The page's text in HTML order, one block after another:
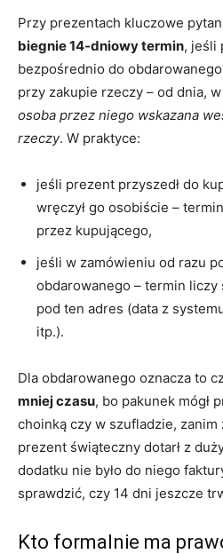
Przy prezentach kluczowe
biegnie 14‑dniowy termin, jeśli
bezpośrednio do
przy zakupie rzeczy – od dnia,
osoba przez niego wskazana
rzeczy. W praktyce:
jeśli prezent przyszedł do
wręczył go osobiście –
przez kupującego,
jeśli w zamówieniu od razu
obdarowanego – termin
pod ten adres (data z
itp.).
Dla obdarowanego oznacza to
mniej czasu, bo pakunek mógł
choinką czy w szufladzie, zanim
prezent świąteczny dotarł z
dodatku nie było do niego
sprawdzić, czy 14 dni jeszcze
Kto formalnie ma